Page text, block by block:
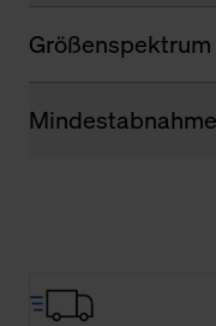
Größenspektrum
Mindestabnahme